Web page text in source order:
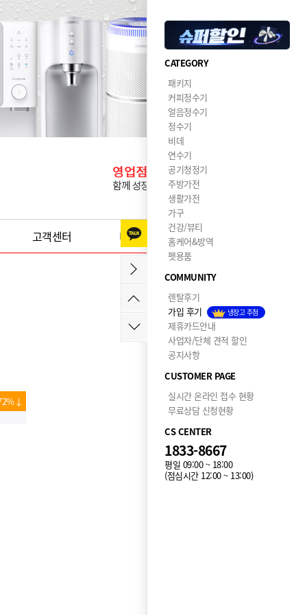
고객센터 이달의혜택
CATEGORY
패키지
커피정수기
얼음정수기
정수기
비데
연수기
공기청정기
주방가전
생활가전
가구
건강/뷰티
홈케어&방역
펫용품
COMMUNITY
렌탈후기
가입 후기
냉장고 추첨
제휴카드안내
사업자/단체 견적 할인
공지사항
CUSTOMER PAGE
실시간 온라인 접수 현황
무료상담 신청현황
CS CENTER
1833-8667
평일 09:00 ~ 18:00
(점심시간 12:00 ~ 13:00)